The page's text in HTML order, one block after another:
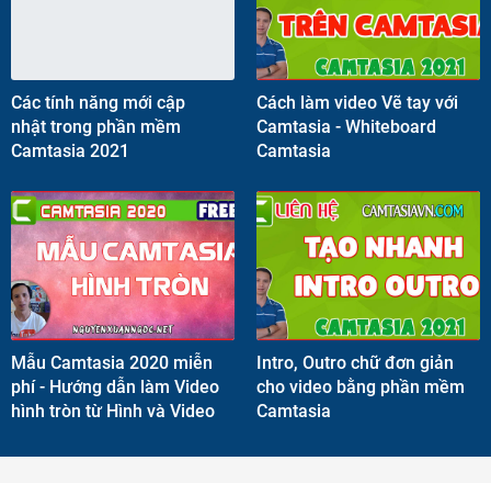
Các tính năng mới cập
nhật trong phần mềm
Camtasia 2021
Cách làm video Vẽ tay với
Camtasia - Whiteboard
Camtasia
Mẫu Camtasia 2020 miễn
phí - Hướng dẫn làm Video
hình tròn từ Hình và Video
Intro, Outro chữ đơn giản
cho video bằng phần mềm
Camtasia